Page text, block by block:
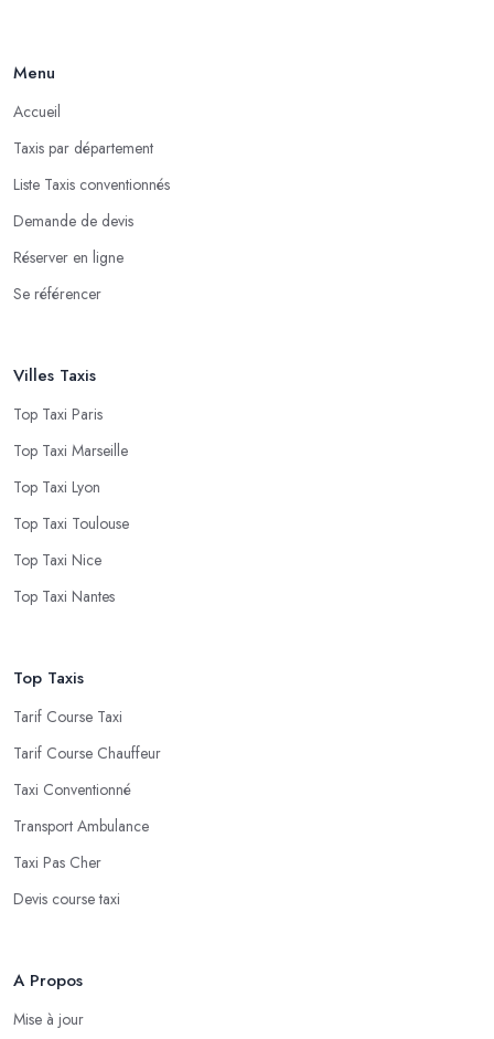
Menu
Accueil
Taxis par département
Liste Taxis conventionnés
Demande de devis
Réserver en ligne
Se référencer
Villes Taxis
Top Taxi Paris
Top Taxi Marseille
Top Taxi Lyon
Top Taxi Toulouse
Top Taxi Nice
Top Taxi Nantes
Top Taxis
Tarif Course Taxi
Tarif Course Chauffeur
Taxi Conventionné
Transport Ambulance
Taxi Pas Cher
Devis course taxi
A Propos
Mise à jour